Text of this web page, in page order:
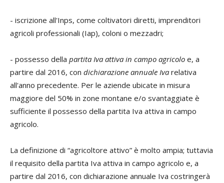
- iscrizione all'Inps, come coltivatori diretti, imprenditori
agricoli professionali (Iap), coloni o mezzadri;
- possesso della partita Iva attiva in campo agricolo e, a
partire dal 2016, con dichiarazione annuale Iva relativa
all'anno precedente. Per le aziende ubicate in misura
maggiore del 50% in zone montane e/o svantaggiate è
sufficiente il possesso della partita Iva attiva in campo
agricolo.
La definizione di “agricoltore attivo” è molto ampia; tuttavia
il requisito della partita Iva attiva in campo agricolo e, a
partire dal 2016, con dichiarazione annuale Iva costringerà